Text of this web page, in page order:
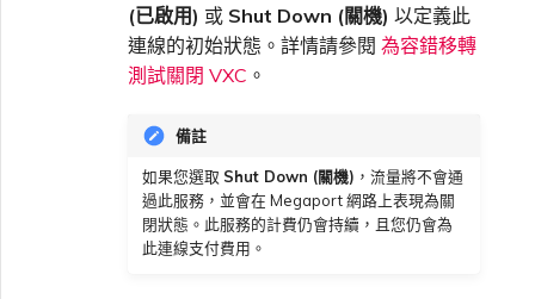
(已啟用) 或 Shut Down (關機) 以定義此
連線的初始狀態。詳情請參閱 為容錯移轉
測試關閉 VXC 。
備註
如果您選取 Shut Down (關機) ，流量將不會通
過此服務，並會在 Megaport 網路上表現為關
閉狀態。此服務的計費仍會持續，且您仍會為
此連線支付費用。